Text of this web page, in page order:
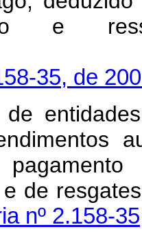
e
35, de
e
nº 2.158-